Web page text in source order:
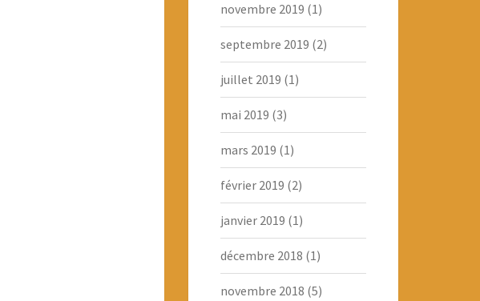
novembre 2019 (1)
septembre 2019 (2)
juillet 2019 (1)
mai 2019 (3)
mars 2019 (1)
février 2019 (2)
janvier 2019 (1)
décembre 2018 (1)
novembre 2018 (5)